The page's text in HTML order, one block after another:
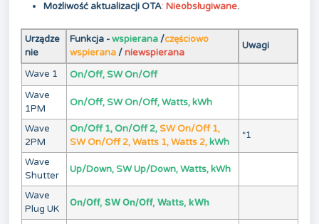
Możliwość aktualizacji OTA: Nieobsługiwane.
Urządze
nie
Funkcja -wspierana/częściowo
wspierana/niewspierana
Uwagi
Wave 1
On/Off, SW On/Off
Wave
1PM
On/Off, SW On/Off, Watts, kWh
Wave
2PM
On/Off 1, On/Off 2,SW On/Off 1,
SW On/Off 2, Watts 1, Watts 2, kWh
*1
Wave
Shutter
Up/Down, SW Up/Down, Watts, kWh
Wave
Plug UK
On/Off, SW On/Off, Watts, kWh